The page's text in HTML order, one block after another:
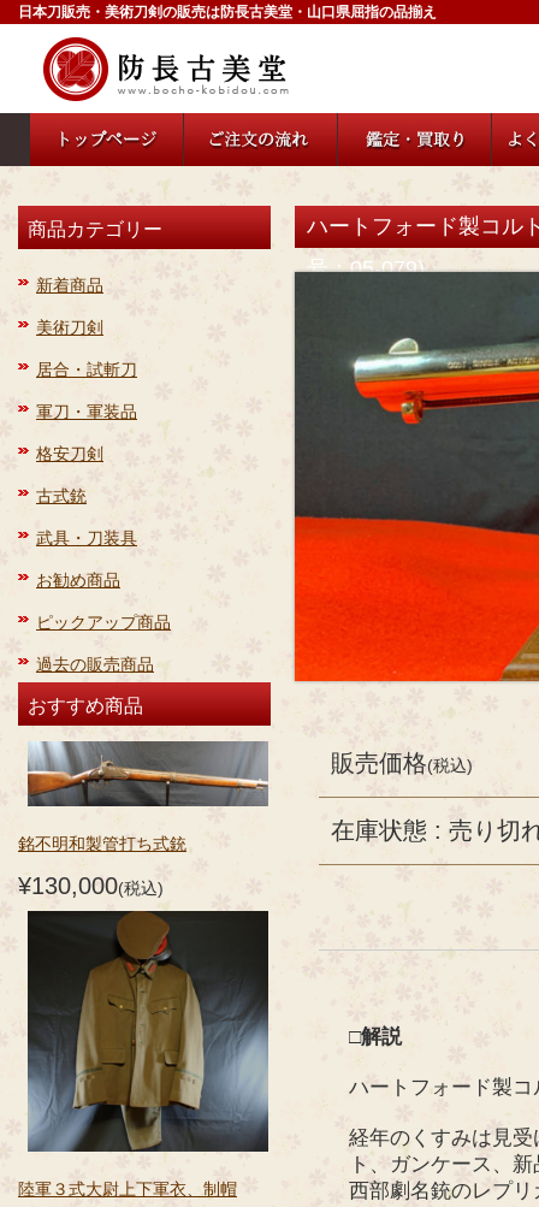
日本刀販売・美術刀剣の販売は防長古美堂・山口県屈指の品揃え
商品カテゴリー
新着商品
美術刀剣
居合・試斬刀
軍刀・軍装品
格安刀剣
古式銃
武具・刀装具
お勧め商品
ピックアップ商品
過去の販売商品
おすすめ商品
銘不明和製管打ち式銃
¥130,000(税込)
陸軍３式大尉上下軍衣、制帽
ハートフォード製コル
号：05-079)
販売価格(税込)
在庫状態 : 売り切
□解説
ハートフォード製
経年のくすみは見
ト、ガンケース、
西部劇名銃のレプリ